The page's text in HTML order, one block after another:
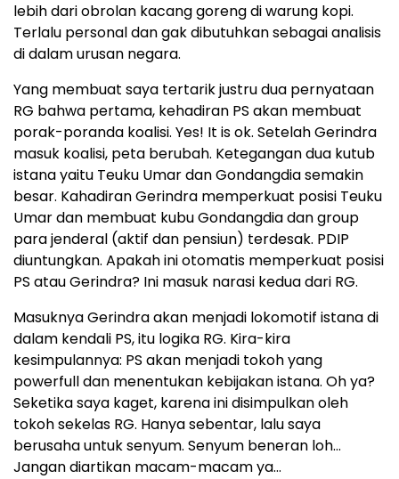
lebih dari obrolan kacang goreng di warung kopi.
Terlalu personal dan gak dibutuhkan sebagai analisis
di dalam urusan negara.
Yang membuat saya tertarik justru dua pernyataan
RG bahwa pertama, kehadiran PS akan membuat
porak-poranda koalisi. Yes! It is ok. Setelah Gerindra
masuk koalisi, peta berubah. Ketegangan dua kutub
istana yaitu Teuku Umar dan Gondangdia semakin
besar. Kahadiran Gerindra memperkuat posisi Teuku
Umar dan membuat kubu Gondangdia dan group
para jenderal (aktif dan pensiun) terdesak. PDIP
diuntungkan. Apakah ini otomatis memperkuat posisi
PS atau Gerindra? Ini masuk narasi kedua dari RG.
Masuknya Gerindra akan menjadi lokomotif istana di
dalam kendali PS, itu logika RG. Kira-kira
kesimpulannya: PS akan menjadi tokoh yang
powerfull dan menentukan kebijakan istana. Oh ya?
Seketika saya kaget, karena ini disimpulkan oleh
tokoh sekelas RG. Hanya sebentar, lalu saya
berusaha untuk senyum. Senyum beneran loh…
Jangan diartikan macam-macam ya…